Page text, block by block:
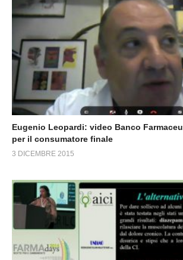
Eugenio Leopardi: video Banco
per il consumatore finale
3 DICEMBRE 2015